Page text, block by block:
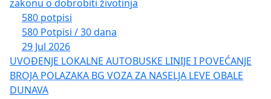
zakonu o dobrobiti životinja
580 potpisi
580 Potpisi / 30 dana
29 Jul 2026
UVOĐENJE LOKALNE AUTOBUSKE LINIJE I POVEĆANJE
BROJA POLAZAKA BG VOZA ZA NASELJA LEVE OBALE
DUNAVA